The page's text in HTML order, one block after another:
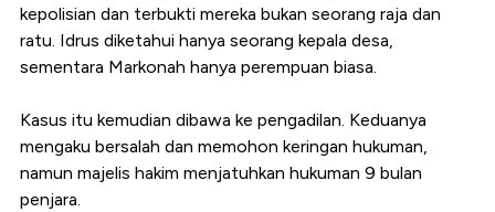
kepolisian dan terbukti mereka bukan seorang raja dan
ratu. Idrus diketahui hanya seorang kepala desa,
sementara Markonah hanya perempuan biasa.
Kasus itu kemudian dibawa ke pengadilan. Keduanya
mengaku bersalah dan memohon keringan hukuman,
namun majelis hakim menjatuhkan hukuman 9 bulan
penjara.